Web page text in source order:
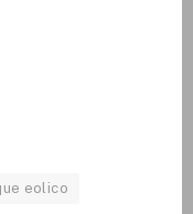
eolico